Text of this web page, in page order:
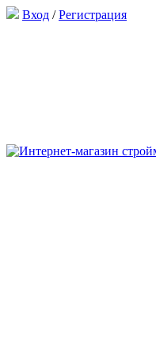
Вход /Регистрация